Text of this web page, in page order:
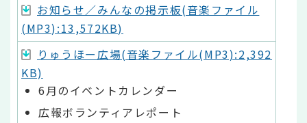
お知らせ／みんなの掲示板(音楽ファイル
(MP3):13,572KB)
りゅうほー広場(音楽ファイル(MP3):2,392
KB)
6月のイベントカレンダー
広報ボランティアレポート